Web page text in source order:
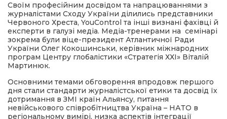
Своїм професійним досвідом та напрацюваннями з
журналістами Сходу України ділились представники
Червоного Хреста, YouControl та інші визнані фахівці й
експерти в галузі медіа. Медіа-тренерами на семінарі
зокрема були віце-президент Атлантичної Ради
України Олег Кокошинськи, керівник міжнародних
програм Центру глобалістики «Стратегія ХХI» Віталій
Мартинюк.
Основними темами обговорення впродовж першого
дня стали стандарти журналістської етики та досвід їх
дотримання в ЗМІ країн Альянсу, питання
невійськового співробітництва Україна – НАТО в
регіональному вимірі, низка аспектів інтеграції